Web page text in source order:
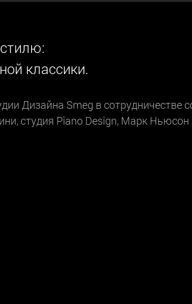
классики.
Дизайна Smeg в сотрудничестве
студия Piano Design, Марк Ньюсон